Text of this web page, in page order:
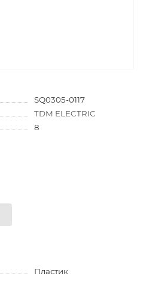
SQ0305-0117
TDM ELECTRIC
8
Пластик